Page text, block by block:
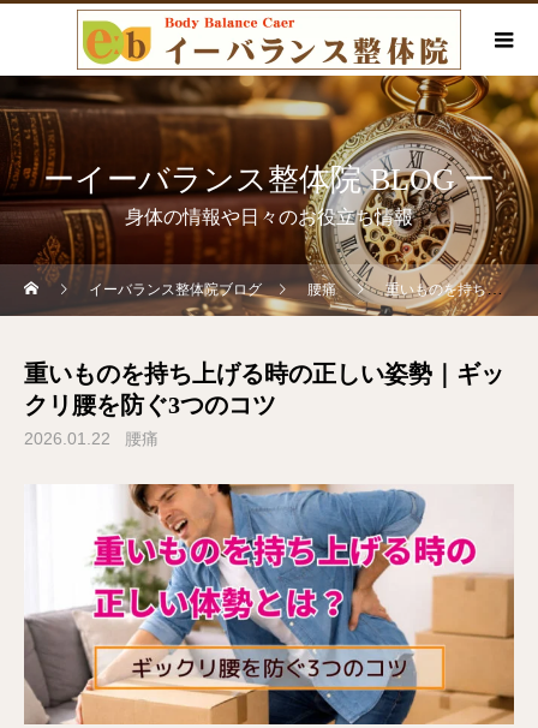
ーイーバランス整体院 BLOG ー
身体の情報や日々のお役立ち情報
イーバランス整体院ブログ 腰痛 重いものを持ち上げる時の正しい姿勢｜ギックリ腰を防ぐ3つのコツ
重いものを持ち上げる時の正しい姿勢｜ギッ
クリ腰を防ぐ3つのコツ
2026.01.22 腰痛